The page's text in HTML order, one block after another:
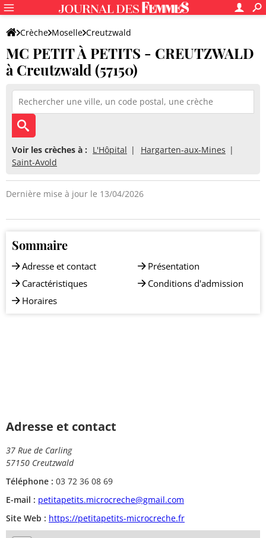
Crèche Moselle Creutzwald
MC PETIT À PETITS - CREUTZWALD
MC PETIT À PETITS - CREUTZWALD
à Creutzwald (57150)
Voir les crèches à : L'Hôpital
Hargarten-aux-Mines
Saint-Avold
Dernière mise à jour le 13/04/2026
Sommaire
Adresse et contact
Caractéristiques
Horaires
Présentation
Conditions d'admission
Adresse et contact
37 Rue de Carling
57150 Creutzwald
Téléphone : 03 72 36 08 69
E-mail : petitapetits.microcreche@gmail.com
Site Web : https://petitapetits-microcreche.fr